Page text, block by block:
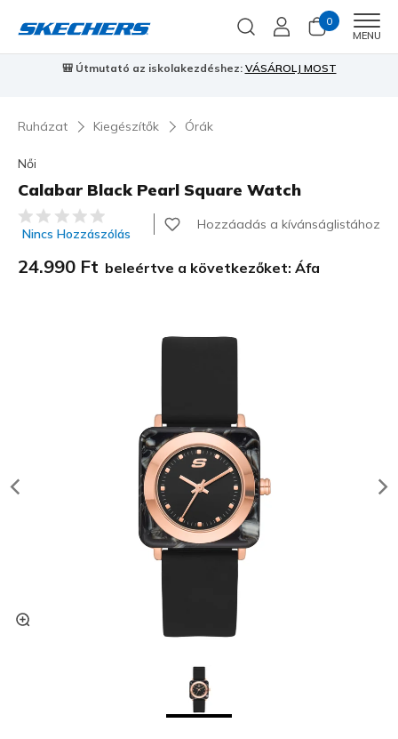
0
MENU
🎒 Útmutató az iskolakezdéshez: VÁSÁROLJ MOST
Ruházat Kiegészítők Órák
Női
Calabar Black Pearl Square Watch
5 az 5-ből ügyfélértékelés
Nincs Hozzászólás
Hozzáadás a kívánságlistához
24.990 Ft beleértve a következőket: Áfa